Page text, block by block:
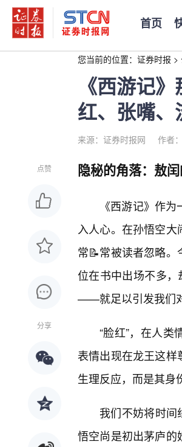
首页
您当前的位置： 证券时报 >
《西游记
红、张嘴
来源：证券时报网 作者
点赞
分享
隐秘的角落：敖
《西游记》作
入人心。在孙悟空
常📝常被读者忽略
位在书中出场不多
——就足以引发我们
“脸红”，在人
表情出现在龙王这
生理反应，而是其身
我们不妨将时间
悟空尚是初出茅庐的